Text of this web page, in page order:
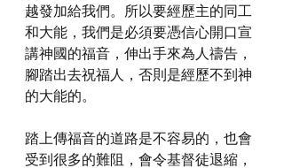
越發加給我們。所以要經歷主的同工
和大能，我們是必須要憑信心開口宣
講神國的福音，伸出手來為人禱告，
腳踏出去祝福人，否則是經歷不到神
的大能的。
踏上傳福音的道路是不容易的，也會
受到很多的難阻，會令基督徒退縮，